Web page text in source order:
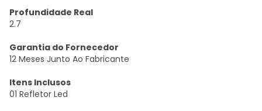
Profundidade Real
2.7
Garantia do Fornecedor
12 Meses Junto Ao Fabricante
Itens Inclusos
01 Refletor Led